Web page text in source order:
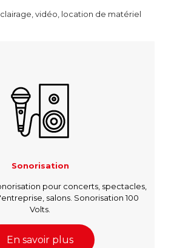
vidéo, location de matériel
Sonorisation
pour concerts, spectacles,
salons. Sonorisation 100
Volts.
En savoir plus